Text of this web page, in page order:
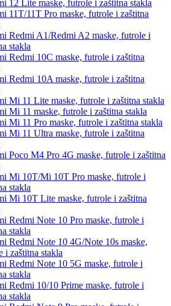
12 Lite maske, futrole i zaštitna stakla
11T/11T Pro maske, futrole i zaštitna
Redmi A1/Redmi A2 maske, futrole i
stakla
Redmi 10C maske, futrole i zaštitna
Redmi 10A maske, futrole i zaštitna
Mi 11 Lite maske, futrole i zaštitna stakla
Mi 11 maske, futrole i zaštitna stakla
Mi 11 Pro maske, futrole i zaštitna stakla
Mi 11 Ultra maske, futrole i zaštitna
Poco M4 Pro 4G maske, futrole i zaštitna
Mi 10T/Mi 10T Pro maske, futrole i
stakla
Mi 10T Lite maske, futrole i zaštitna
Redmi Note 10 Pro maske, futrole i
stakla
Redmi Note 10 4G/Note 10s maske,
i zaštitna stakla
Redmi Note 10 5G maske, futrole i
stakla
Redmi 10/10 Prime maske, futrole i
stakla